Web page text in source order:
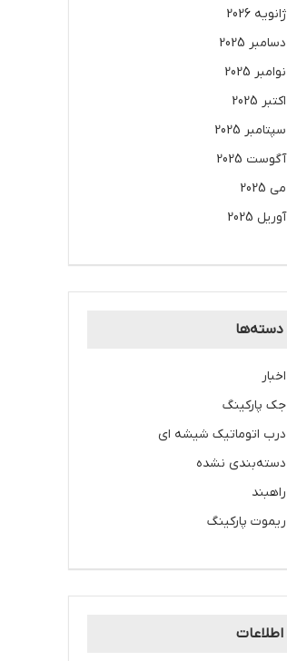
ژانویه 2026
دسامبر 2025
نوامبر 2025
اکتبر 2025
سپتامبر 2025
آگوست 2025
می 2025
آوریل 2025
دسته‌ها
اخبار
جک پارکینگ
درب اتوماتیک شیشه ای
دسته‌بندی نشده
راهبند
ریموت پارکینگ
اطلاعات